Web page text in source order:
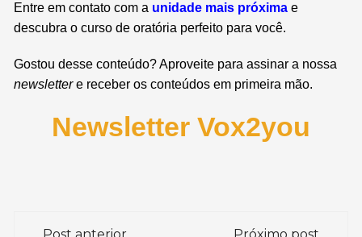
Entre em contato com a unidade mais próxima e
descubra o curso de oratória perfeito para você.
Gostou desse conteúdo? Aproveite para assinar a nossa
newslettere receber os conteúdos em primeira mão.
Newsletter Vox2you
Navegação